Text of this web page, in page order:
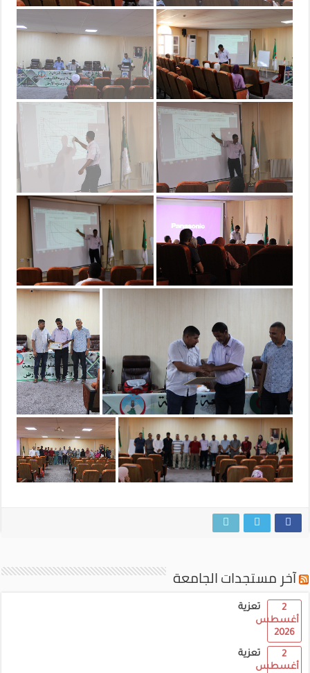
آخر مستجدات الجامعة
تعزية
2
أغسطس
2026
تعزية
2
أغسطس